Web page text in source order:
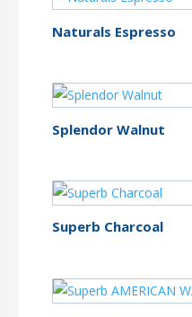
Naturals Espresso
Splendor Walnut
Superb Charcoal